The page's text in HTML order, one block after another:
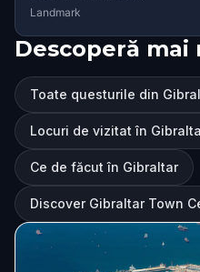
Landmark
Descoperă
Toate questurile din
Locuri de vizitat în
Ce de făcut în Gibraltar
Discover Gibraltar Town